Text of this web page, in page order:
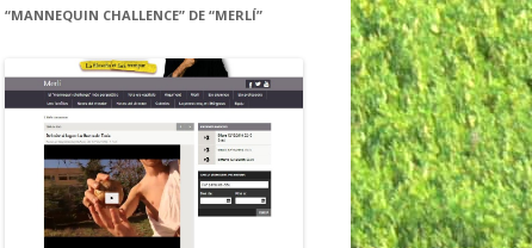
“MANNEQUIN CHALLENCE” DE “MERLÍ”